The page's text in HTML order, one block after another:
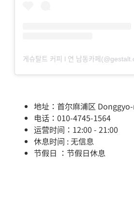
地址：首尔麻浦区
电话：010-4745-1564
运营时间：12:00 - 21:00
休息时间 : 无信息
节假日 ：节假日休息